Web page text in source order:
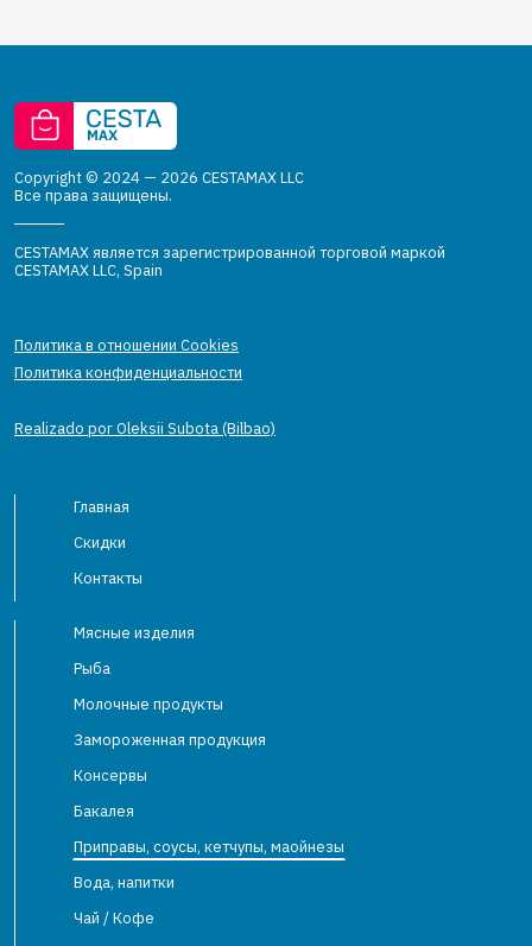
Copyright © 2024 — 2026 CESTAMAX LLC
Все права защищены.
CESTAMAX является зарегистрированной торговой маркой
CESTAMAX LLC, Spain
Политика в отношении Cookies
Политика конфиденциальности
Realizado por Oleksii Subota (Bilbao)
Главная
Скидки
Контакты
Мясные изделия
Рыба
Молочные продукты
Замороженная продукция
Консервы
Бакалея
Приправы, соусы, кетчупы, маойнезы
Вода, напитки
Чай / Кофе